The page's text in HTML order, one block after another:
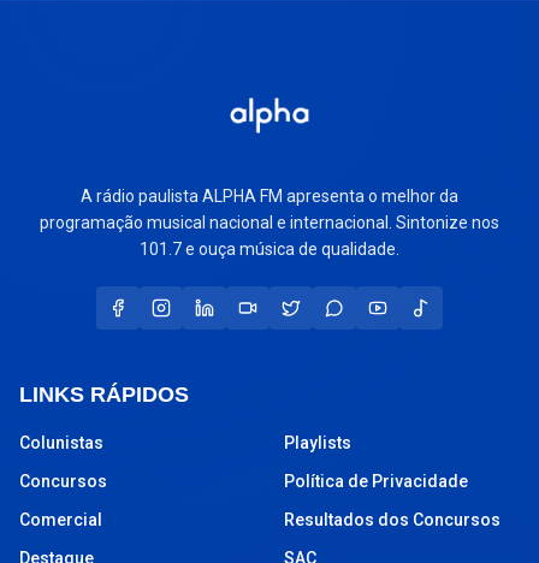
A rádio paulista ALPHA FM apresenta o melhor da
programação musical nacional e internacional. Sintonize nos
101.7 e ouça música de qualidade.
LINKS RÁPIDOS
Colunistas
Concursos
Comercial
Destaque
Playlists
Política de Privacidade
Resultados dos Concursos
SAC